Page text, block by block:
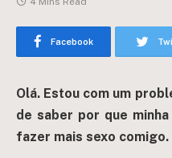
Facebook
Olá. Estou com um
de saber por que
fazer mais sexo comigo.